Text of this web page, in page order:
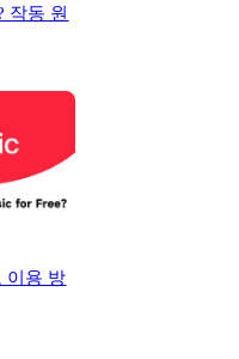
작동 원
이용 방